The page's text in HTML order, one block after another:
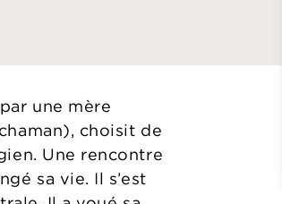
une mère
choisit de
Une rencontre
sa vie. Il s’est